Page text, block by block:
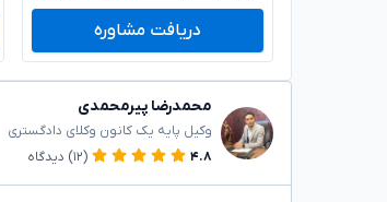
دریافت مشاوره
محمدرضا پیرمحمدی
وکیل پایه یک کانون وکلای دادگستری
۴.۸
(۱۲) دیدگاه